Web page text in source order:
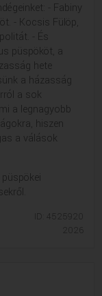
- Fabiny
- Kocsis Fülöp,
- És
püspököt, a
hete
a házasság
a sok
a legnagyobb
hiszen
a válások
ID: 4525920